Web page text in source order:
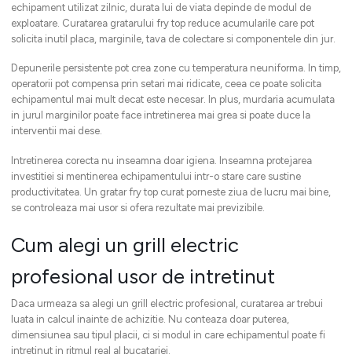
echipament utilizat zilnic, durata lui de viata depinde de modul de
exploatare. Curatarea gratarului fry top reduce acumularile care pot
solicita inutil placa, marginile, tava de colectare si componentele din jur.
Depunerile persistente pot crea zone cu temperatura neuniforma. In timp,
operatorii pot compensa prin setari mai ridicate, ceea ce poate solicita
echipamentul mai mult decat este necesar. In plus, murdaria acumulata
in jurul marginilor poate face intretinerea mai grea si poate duce la
interventii mai dese.
Intretinerea corecta nu inseamna doar igiena. Inseamna protejarea
investitiei si mentinerea echipamentului intr-o stare care sustine
productivitatea. Un gratar fry top curat porneste ziua de lucru mai bine,
se controleaza mai usor si ofera rezultate mai previzibile.
Cum alegi un grill electric
profesional usor de intretinut
Daca urmeaza sa alegi un grill electric profesional, curatarea ar trebui
luata in calcul inainte de achizitie. Nu conteaza doar puterea,
dimensiunea sau tipul placii, ci si modul in care echipamentul poate fi
intretinut in ritmul real al bucatariei.